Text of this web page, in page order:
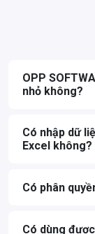
OPP
nhỏ không?
Có nhập dữ
Excel không?
Có phân
Có dùng